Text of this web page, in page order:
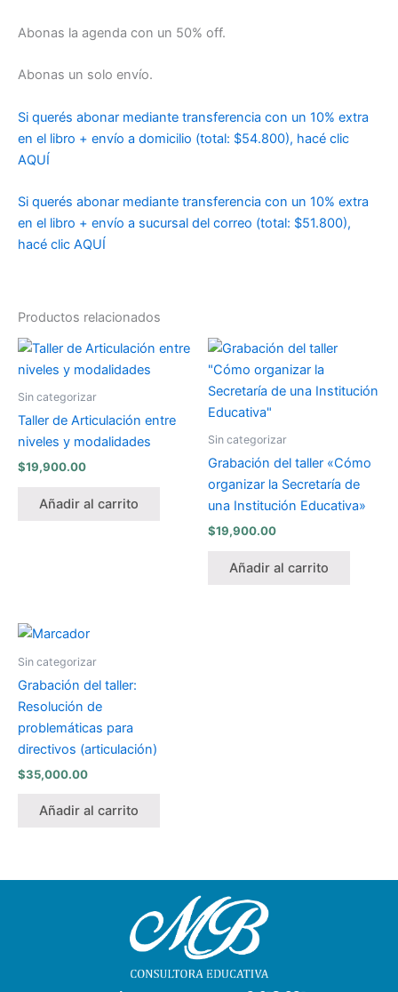
Abonas la agenda con un 50% off.
Abonas un solo envío.
Si querés abonar mediante transferencia con un 10% extra
en el libro + envío a domicilio (total: $54.800), hacé clic
AQUÍ
Si querés abonar mediante transferencia con un 10% extra
en el libro + envío a sucursal del correo (total: $51.800),
hacé clic AQUÍ
Productos relacionados
Sin categorizar
Taller de Articulación entre
niveles y modalidades
$19,900.00
Añadir al carrito
Sin categorizar
Grabación del taller «Cómo
organizar la Secretaría de
una Institución Educativa»
$19,900.00
Añadir al carrito
Sin categorizar
Grabación del taller:
Resolución de
problemáticas para
directivos (articulación)
$35,000.00
Añadir al carrito